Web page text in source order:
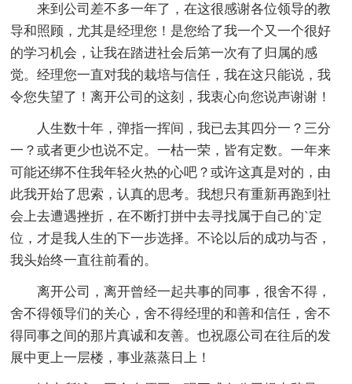
来到公司差不多一年了，在这很感谢各位领导的教
导和照顾，尤其是经理您！是您给了我一个又一个很好
的学习机会，让我在踏进社会后第一次有了归属的感
觉。经理您一直对我的栽培与信任，我在这只能说，我
令您失望了！离开公司的这刻，我衷心向您说声谢谢！
人生数十年，弹指一挥间，我已去其四分一？三分
一？或者更少也说不定。一枯一荣，皆有定数。一年来
可能还绑不住我年轻火热的心吧？或许这真是对的，由
此我开始了思索，认真的思考。我想只有重新再跑到社
会上去遭遇挫折，在不断打拼中去寻找属于自己的`定
位，才是我人生的下一步选择。不论以后的成功与否，
我头始终一直往前看的。
离开公司，离开曾经一起共事的同事，很舍不得，
舍不得领导们的关心，舍不得经理的和善和信任，舍不
得同事之间的那片真诚和友善。也祝愿公司在往后的发
展中更上一层楼，事业蒸蒸日上！